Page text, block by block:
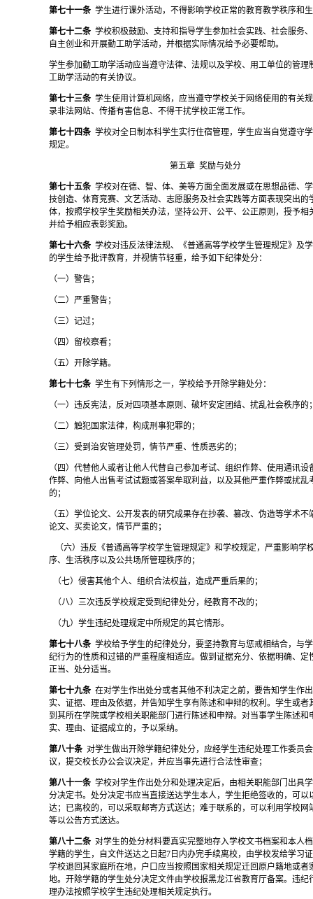
第七十一条 学生进行课外活动，不得影响学校正常的教育教学秩序和
第七十二条 学校积极鼓励、支持和指导学生参加社会实践、社会服务
自主创业和开展勤工助学活动，并根据实际情况给予必要帮助。
学生参加勤工助学活动应当遵守法律、法规以及学校、用工单位的管理
工助学活动的有关协议。
第七十三条 学生使用计算机网络，应当遵守学校关于网络使用的有关
录非法网站、传播有害信息、不得干扰学校正常工作。
第七十四条 学校对全日制本科学生实行住宿管理，学生应当自觉遵守
规定。
第五章 奖励与处分
第七十五条 学校对在德、智、体、美等方面全面发展或在思想品德、
技创造、体育竞赛、文艺活动、志愿服务及社会实践等方面表现突出的
体，按照学校学生奖励相关办法，坚持公开、公平、公正原则，授予相
并给予相应表彰奖励。
第七十六条 学校对违反法律法规、《普通高等学校学生管理规定》及
的学生给予批评教育，并视情节轻重，给予如下纪律处分：
（一）警告；
（二）严重警告；
（三）记过；
（四） 留校察看；
（五）开除学籍。
第七十七条 学生有下列情形之一，学校给予开除学籍处分：
（一）违反宪法，反对四项基本原则、破坏安定团结、扰乱社会秩序的
（二）触犯国家法律，构成刑事犯罪的；
（三）受到治安管理处罚，情节严重、性质恶劣的；
（四）代替他人或者让他人代替自己参加考试、组织作弊、使用通讯设
作弊、向他人出售考试试题或答案牟取利益，以及其他严重作弊或扰乱
的；
（五）学位论文、公开发表的研究成果存在抄袭、篡改、伪造等学术不
论文、买卖论文，情节严重的；
（六）违反《普通高等学校学生管理规定》和学校规定，严重影响学
序、生活秩序以及公共场所管理秩序的；
（七）侵害其他个人、组织合法权益，造成严重后果的；
（八）三次违反学校规定受到纪律处分，经教育不改的；
（九）学生违纪处理规定中所规定的其它情形。
第七十八条 学校给予学生的纪律处分，要坚持教育与惩戒相结合，与
纪行为的性质和过错的严重程度相适应。做到证据充分、依据明确、定
正当、处分适当。
第七十九条 在对学生作出处分或者其他不利决定之前，要告知学生作
实、证据、理由及依据，并告知学生享有陈述和申辩的权利。学生或者
到其所在学院或学校相关职能部门进行陈述和申辩。对当事学生陈述和
实、理由、证据成立的，予以采纳。
第八十条 对学生做出开除学籍纪律处分，应经学生违纪处理工作委员
议，提交校长办公会议决定，并应当事先进行合法性审查；
第八十一条 学校对学生作出处分和处理决定后，由相关职能部门出具
分决定书。处分决定书应当直接送达学生本人，学生拒绝签收的，可以
达；已离校的，可以采取邮寄方式送达；难于联系的，可以利用学校网
等以公告方式送达。
第八十二条 对学生的处分材料要真实完整地存入学校文书档案和本人
学籍的学生，自文件送达之日起7日内办完手续离校，由学校发给学习
学校退回其家庭所在地，户口应当按照国家相关规定迁回原户籍地或者
地。开除学籍的学生处分决定文件由学校报黑龙江省教育厅备案。违纪
理办法按照学校学生违纪处理相关规定执行。